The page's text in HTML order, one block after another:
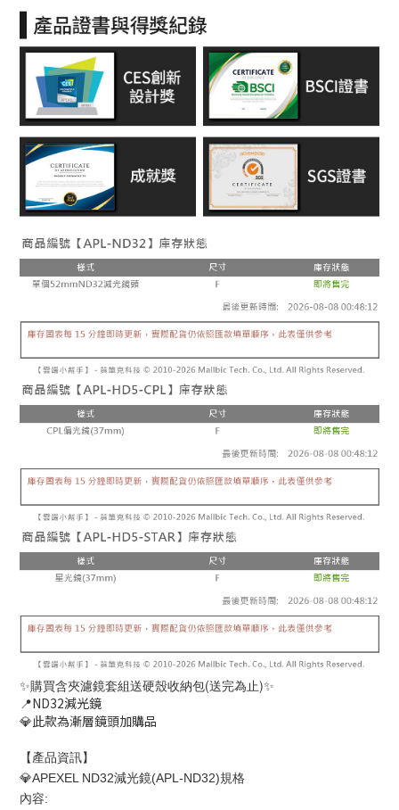
✨購買含夾濾鏡套組送硬殼收納包(送完為止)✨
📍ND32減光鏡
💎此款為漸層鏡頭加購品
【產品資訊】
💎APEXEL ND32減光鏡(APL-ND32)規格
內容: